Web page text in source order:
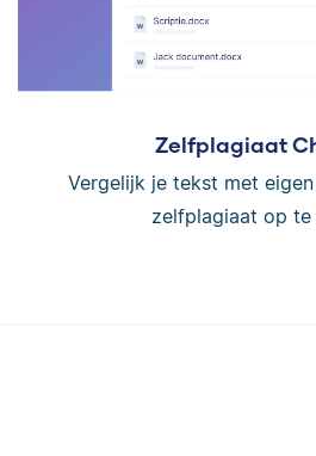
Zelfplagiaat
Vergelijk je tekst met
zelfplagiaat op te